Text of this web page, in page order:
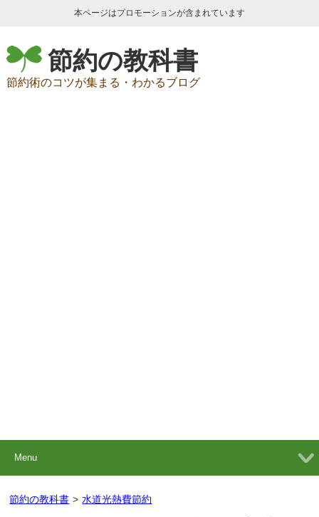
本ページはプロモーションが含まれています
節約の教科書
節約術のコツが集まる・わかるブログ
Menu
節約の教科書 > 水道光熱費節約